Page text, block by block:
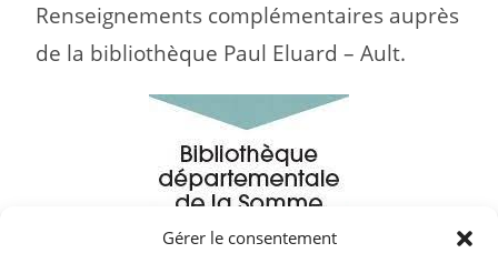
Gérer le consentement
Renseignements complémentaires auprès
de la bibliothèque Paul Eluard – Ault.